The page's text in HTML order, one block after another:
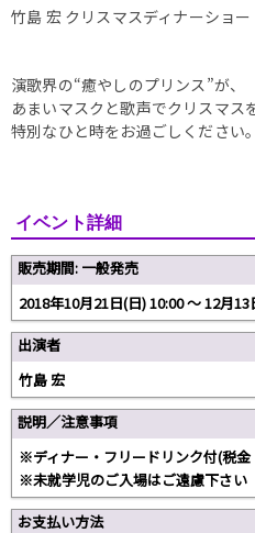
竹島 宏 クリスマスディナーショー
演歌界の“癒やしのプリンス”が、
あまいマスクと歌声でクリスマス
特別なひと時をお過ごしください。
イベント詳細
販売期間: 一般発売
2018年10月21日(日) 10:00 〜 12月13
出演者
竹島 宏
説明／注意事項
※ディナー・フリードリンク付(税金
※未就学児のご入場はご遠慮下さい
お支払い方法